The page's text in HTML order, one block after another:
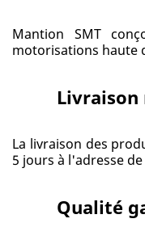
Mantion SMT
motorisations haute
Livraison
La livraison des
5 jours à l'adresse
Qualité